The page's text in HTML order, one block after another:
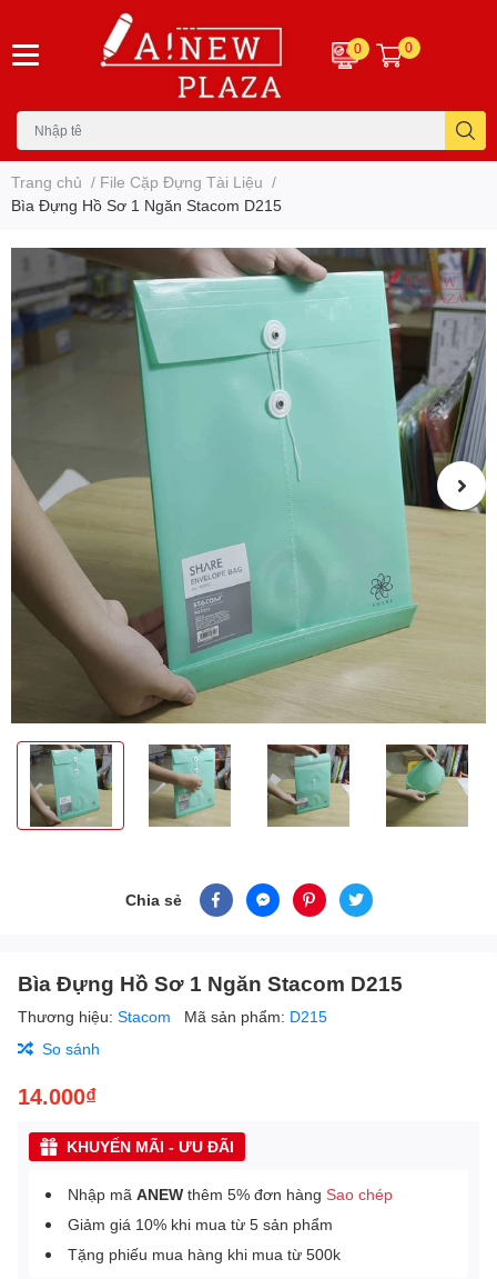
0 0
Trang chủ / File Cặp Đựng Tài Liệu /
Bìa Đựng Hồ Sơ 1 Ngăn Stacom D215
Chia sẻ
Bìa Đựng Hồ Sơ 1 Ngăn Stacom D215
Thương hiệu: Stacom Mã sản phẩm: D215
So sánh
14.000₫
KHUYẾN MÃI - ƯU ĐÃI
Nhập mã ANEW thêm 5% đơn hàng Sao chép
Giảm giá 10% khi mua từ 5 sản phẩm
Tặng phiếu mua hàng khi mua từ 500k